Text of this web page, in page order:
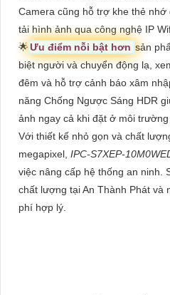
Camera cũng hỗ trợ khe thẻ
tải hình ảnh qua công nghệ IP
🌟Ưu điểm nỗi bật hơn sản
biệt người và chuyển động lạ,
đêm và hỗ trợ cảnh báo xâm
năng Chống Ngược Sáng HDR
ảnh ngay cả khi đặt ở môi trường
Với thiết kế nhỏ gọn và chất
megapixel, IPC-S7XEP-
việc nâng cấp hệ thống an ninh.
chất lượng tại An Thành Phát và
phí hợp lý.